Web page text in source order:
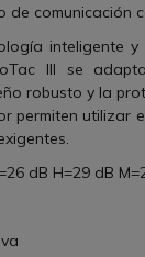
de comunicación
inteligente y
III se
robusto y la
permiten utilizar
dB H=29 dB